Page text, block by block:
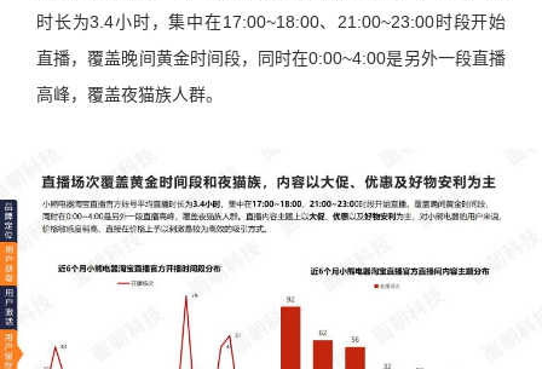
时长为3.4小时，集中在17:00~18:00、21:00~23:00时段开始
直播，覆盖晚间黄金时间段，同时在0:00~4:00是另外一段直播
高峰，覆盖夜猫族人群。